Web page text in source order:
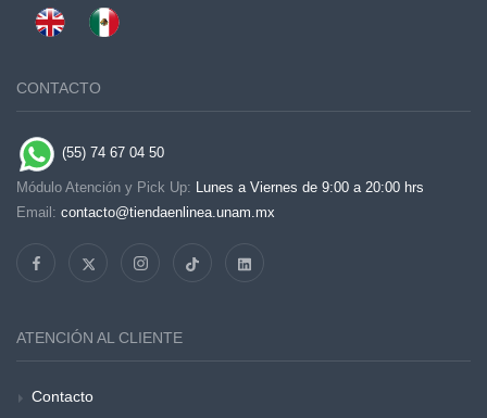
CONTACTO
(55) 74 67 04 50
Módulo Atención y Pick Up: Lunes a Viernes de 9:00 a 20:00 hrs
Email: contacto@tiendaenlinea.unam.mx
ATENCIÓN AL CLIENTE
Contacto